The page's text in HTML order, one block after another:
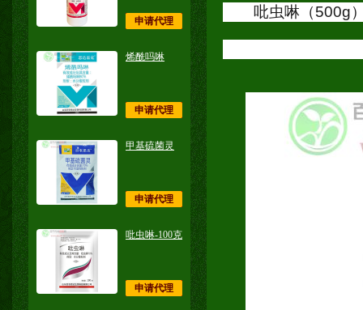
申请代理
烯酰吗啉
申请代理
甲基硫菌灵
申请代理
吡虫啉-100克
申请代理
吡虫啉（500g